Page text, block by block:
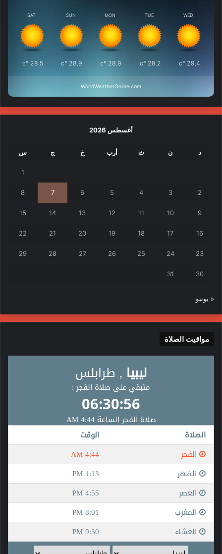
SAT
28.5
°c
SUN
28.9
°c
MON
28.9
°c
TUE
29.2
°c
WED
29.4
°c
WorldWeatherOnline.com
أغسطس 2026
د ن ث أرب خ ج س
1
2
3
4
5
6
7
8
9
10
11
12
13
14
15
16
17
18
19
20
21
22
23
24
25
26
27
28
29
30
31
« يونيو
مواقيت الصلاة